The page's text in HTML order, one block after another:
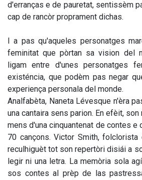
d'erranças e de pauretat, sentissèm
cap de rancòr proprament dichas.
I a pas qu'aqueles personatges
feminitat que pòrtan sa vision del
ligam entre d'unes personatges
existéncia, que podèm pas negar
experiença personala del monde.
Analfabèta, Naneta Lévesque n'èra
una cantaira sens parion. En efèit,
mens d'una cinquantenat de contes e
70 cançons. Victor Smith, folclorista
reculhiguèt tot son repertòri disiái a
legir ni una letra. La memòria sola
sos contes al prèp de las